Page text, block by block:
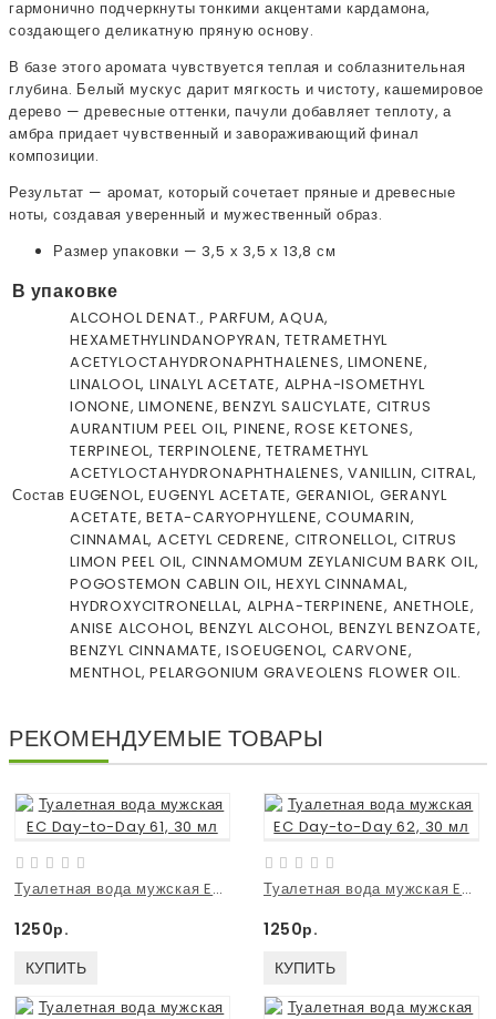
гармонично подчеркнуты тонкими акцентами кардамона,
создающего деликатную пряную основу.
В базе этого аромата чувствуется теплая и соблазнительная
глубина. Белый мускус дарит мягкость и чистоту, кашемировое
дерево — древесные оттенки, пачули добавляет теплоту, а
амбра придает чувственный и завораживающий финал
композиции.
Результат — аромат, который сочетает пряные и древесные
ноты, создавая уверенный и мужественный образ.
Размер упаковки — 3,5 х 3,5 х 13,8 см
В упаковке
Состав
ALCOHOL DENAT., PARFUM, AQUA,
HEXAMETHYLINDANOPYRAN, TETRAMETHYL
ACETYLOCTAHYDRONAPHTHALENES, LIMONENE,
LINALOOL, LINALYL ACETATE, ALPHA-ISOMETHYL
IONONE, LIMONENE, BENZYL SALICYLATE, CITRUS
AURANTIUM PEEL OIL, PINENE, ROSE KETONES,
TERPINEOL, TERPINOLENE, TETRAMETHYL
ACETYLOCTAHYDRONAPHTHALENES, VANILLIN, CITRAL,
EUGENOL, EUGENYL ACETATE, GERANIOL, GERANYL
ACETATE, BETA-CARYOPHYLLENE, COUMARIN,
CINNAMAL, ACETYL CEDRENE, CITRONELLOL, CITRUS
LIMON PEEL OIL, CINNAMOMUM ZEYLANICUM BARK OIL,
POGOSTEMON CABLIN OIL, HEXYL CINNAMAL,
HYDROXYCITRONELLAL, ALPHA-TERPINENE, ANETHOLE,
ANISE ALCOHOL, BENZYL ALCOHOL, BENZYL BENZOATE,
BENZYL CINNAMATE, ISOEUGENOL, CARVONE,
MENTHOL, PELARGONIUM GRAVEOLENS FLOWER OIL.
РЕКОМЕНДУЕМЫЕ ТОВАРЫ
Туалетная вода мужская EC Day-to-Day 61, 30 мл
1250р.
КУПИТЬ
Туалетная вода мужская EC Day-to-Day 62, 30 мл
1250р.
КУПИТЬ